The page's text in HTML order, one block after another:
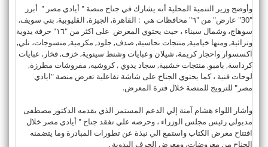
وأوضح وزير التنمية المحلية أنه يشارك في جناح منصة " أيادي مصر " أبرز
"30" عارض" من "٦" محافظات هي : القاهرة, الجيزة, القليوبية, بني سويف,
سوهاج، وشمال سيناء ، حيث يحتوي المعرض على اكثر من "١٦" حرفة يدوية
وتراثية, ومنها خيامية, منتجات نحاسية, صدف, جلود, مكرمية, منسوجات، تلي,
اكسسوار واحجار كريمة, شيلان وعبايات وشنط سينوية, خزف, فخار, عبايات
كرداسة, بامبو, منتجات خشبية, سجاد يدوي , كروشيه, مفروشات مطرزة,
لوحات فنية ، كما يحتوي الجناح على شاشة تفاعلية تعرض منصة "ايادي
مصر" للترويج للمنصة خلال فترة المعرض.
وأشار اللواء هشام آمنة إلي الدعم المستمر الذي يقدمه الدكتور مصطفى
مدبولي رئيس مجلس الوزراء ، وحرصه علي تفقد جناح " أيادي مصر خلال
افتتاح معرض الكتاب واستمع الي نبذة عن تطورات المبادرة وما يتضمنه
الجناح من معروضات، ومعرض الحرف اليدوية .